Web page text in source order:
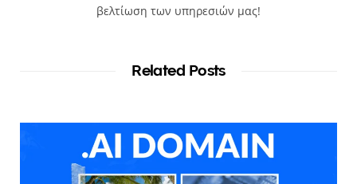
βελτίωση των υπηρεσιών μας!
Related Posts